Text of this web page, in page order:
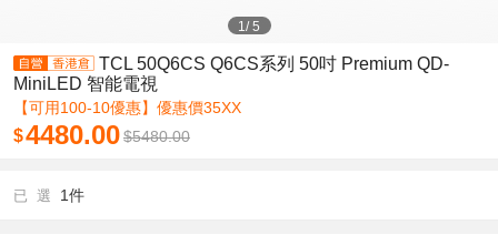
1/5
TCL 50Q6CS Q6CS系列 50吋 Premium QD-
MiniLED 智能電視
【可用100-10優惠】優惠價35XX
$4480.00$5480.00
已 選 1件